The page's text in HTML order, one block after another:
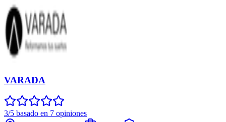
VARADA
3/5 basado en 7 opiniones